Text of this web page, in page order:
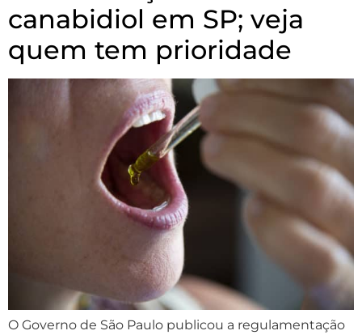
canabidiol em SP; veja
quem tem prioridade
O Governo de São Paulo publicou a regulamentação